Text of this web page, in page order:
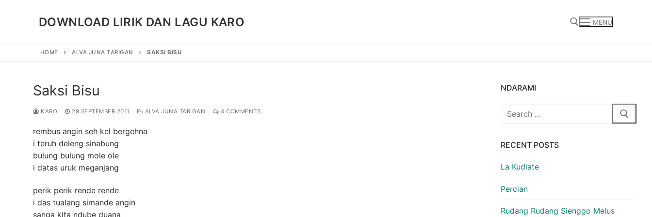
DOWNLOAD LIRIK DAN LAGU KARO MENU
HOME ALVA JUNA TARIGAN SAKSI BISU
Saksi Bisu
KARO 29 SEPTEMBER 2011 ALVA JUNA TARIGAN 4 COMMENTS
rembus angin seh kel bergehna
i teruh deleng sinabung
bulung bulung mole ole
i datas uruk meganjang
perik perik rende rende
i das tualang simande angin
sanga kita ndube duana
NDARAMI
Search
RECENT POSTS
La Kudiate
Percian
Rudang Rudang Sienggo Melus